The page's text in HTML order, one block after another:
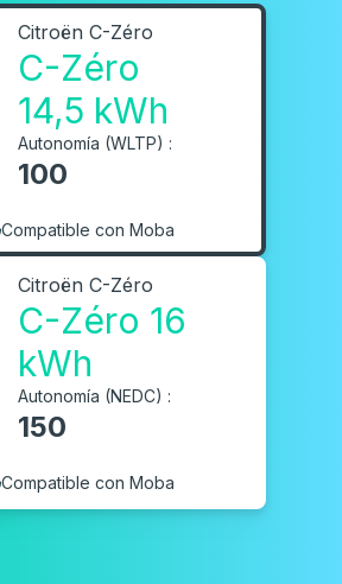
Citroën C-Zéro
C-Zéro
14,5 kWh
Autonomía (WLTP) :
100
Compatible con Moba
Citroën C-Zéro
C-Zéro 16
kWh
Autonomía (NEDC) :
150
Compatible con Moba